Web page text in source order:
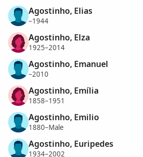
Agostinho, Elias
–1944
Agostinho, Elza
1925–2014
Agostinho, Emanuel
–2010
Agostinho, Emília
1858–1951
Agostinho, Emilio
1880–Male
Agostinho, Euripedes
1934–2002